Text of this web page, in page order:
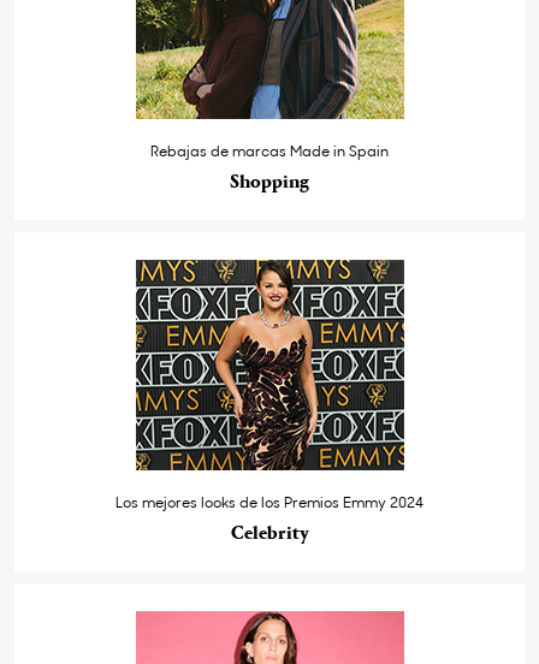
Rebajas de marcas Made in Spain
Shopping
Los mejores looks de los Premios Emmy 2024
Celebrity